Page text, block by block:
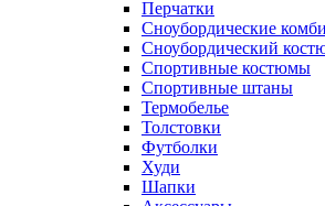
Перчатки
Сноубордические
Сноубордический
Спортивные костюмы
Спортивные штаны
Термобелье
Толстовки
Футболки
Худи
Шапки